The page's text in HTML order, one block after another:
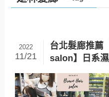
台北髮廊推薦
salon】日系
2022
11/21